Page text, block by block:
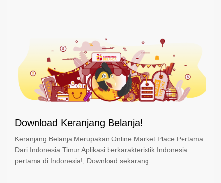
Download Keranjang Belanja!
Keranjang Belanja Merupakan Online Market Place Pertama
Dari Indonesia Timur Aplikasi berkarakteristik Indonesia
pertama di Indonesia!, Download sekarang